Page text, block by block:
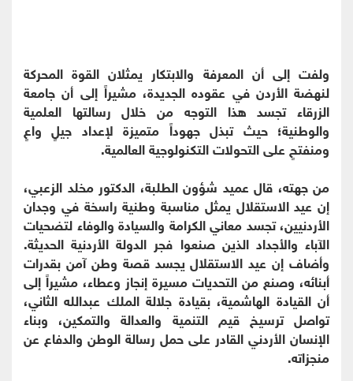
ولفت إلى أن المعرفة والابتكار يمثلان القوة المحركة
لنهضة الأردن في عقوده الجديدة، مشيراً إلى أن جامعة
الزرقاء تجسد هذا التوجه من خلال رسالتها العلمية
والوطنية؛ حيث تبذل جهوداً متميزة لإعداد جيلٍ واعٍ
ومنفتحٍ على التحولات التكنولوجية العالمية.
من جهته، قال عميد شؤون الطلبة، الدكتور مخلد الزعبي،
إن عيد الاستقلال يمثل مناسبة وطنية راسخة في وجدان
الأردنيين، تجسد معاني الكرامة والسيادة والوفاء لتضحيات
الآباء والأجداد الذين صنعوا فجر الدولة الأردنية الحديثة.
وأضاف إن عيد الاستقلال يجسد قصة وطن آمن بقدرات
أبنائه، وصنع من التحديات مسيرة إنجاز وعطاء، مشيراً إلى
أن القيادة الهاشمية، بقيادة جلالة الملك عبدالله الثاني،
تواصل ترسيخ قيم التنمية والعدالة والتمكين، وبناء
الإنسان الأردني القادر على حمل رسالة الوطن والدفاع عن
منجزاته.